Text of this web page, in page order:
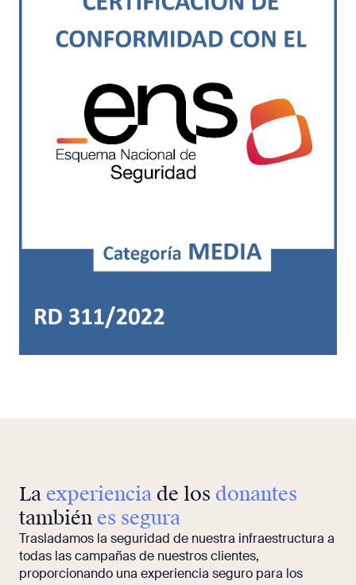
La experiencia de los donantes
también es segura
Trasladamos la seguridad de nuestra infraestructura a
todas las campañas de nuestros clientes,
proporcionando una experiencia seguro para los